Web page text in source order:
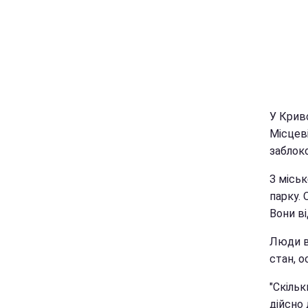
У
З
парку.
Вони
Люди
стан,